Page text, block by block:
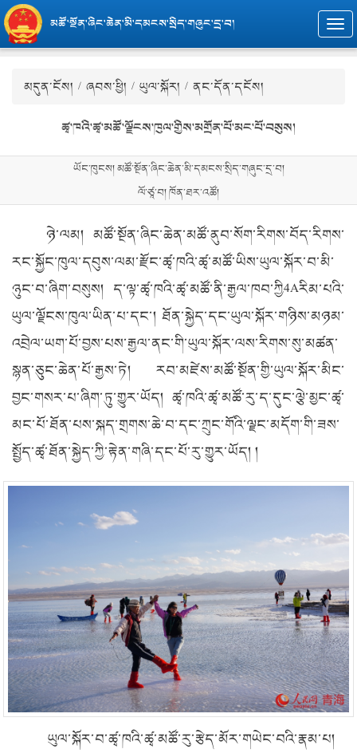
མཚོ་སྔོན་ཞིང་ཆེན་མི་དམངས་སྲིད་གཞུང་དྲ་བ།
མདུན་ངོས། / ཞབས་ཕྱི། / ཡུལ་སྐོར། / ནང་དོན་དངོས།
ཚྭ་ཁའི་ཚྭ་མཚོ་ལྗོངས་ཁུལ་གྱིས་མགྲོན་པོ་མང་པོ་བསུས།
ཡོང་ཁུངས། མཚོ་སྔོན་ཞིང་ཆེན་མི་དམངས་སྲིད་གཞུང་དྲ་བ།
ལོ་ཙཱ་བ། ཁོན་ཐར་འཚོ།
ཉེ་ལམ། མཚོ་སྔོན་ཞིང་ཆེན་མཚོ་ནུབ་སོག་རིགས་བོད་རིགས་
རང་སྐྱོང་ཁུལ་དབུས་ལམ་རྫོང་ཚྭ་ཁའི་ཚྭ་མཚོ་ཡིས་ཡུལ་སྐོར་བ་མི་
ཉུང་བ་ཞིག་བསུས། ད་ལྟ་ཚྭ་ཁའི་ཚྭ་མཚོ་ནི་རྒྱལ་ཁབ་ཀྱི4Aརིམ་པའི་
ཡུལ་ལྗོངས་ཁུལ་ཡིན་པ་དང་། ཐོན་སྐྱེད་དང་ཡུལ་སྐོར་གཉིས་མཉམ་
འབྲེལ་ཡག་པོ་བྱས་པས་རྒྱལ་ནང་གི་ཡུལ་སྐོར་ལས་རིགས་སུ་མཚན་
སྙན་ཅུང་ཆེན་པོ་རྒྱས་ཏེ། རབ་མཛེས་མཚོ་སྔོན་གྱི་ཡུལ་སྐོར་མིང་
བྱང་གསར་པ་ཞིག་ཏུ་གྱུར་ཡོད། ཚྭ་ཁའི་ཚྭ་མཚོ་རུ་ད་དུང་ལྕེ་མྱང་ཚྭ་
མང་པོ་ཐོན་པས་སྐད་གྲགས་ཆེ་བ་དང་ཀྲུང་གོའི་ལྗང་མདོག་གི་ཟས་
སྤྱོད་ཚྭ་ཐོན་སྐྱེད་ཀྱི་རྟེན་གཞི་དང་པོ་རུ་གྱུར་ཡོད། །
ཡུལ་སྐོར་བ་ཚྭ་ཁའི་ཚྭ་མཚོ་རུ་རྩེད་མོར་གཡེང་བའི་རྣམ་པ།